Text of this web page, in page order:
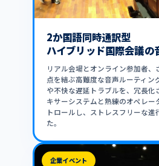
2か国語同時通訳型
ハイブリッド国際会議の
リアル会場とオンライン参加者、
点を結ぶ高難度な音声ルーティン
や不快な遅延トラブルを、冗長化
キサーシステムと熟練のオペレー
トロールし、ストレスフリーな進
た。
企業イベント